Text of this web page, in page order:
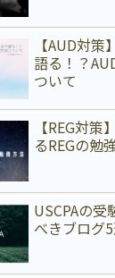
【AUD対
語る！？
ついて
【REG対
るREGの勉
USCPAの受
べきブログ5